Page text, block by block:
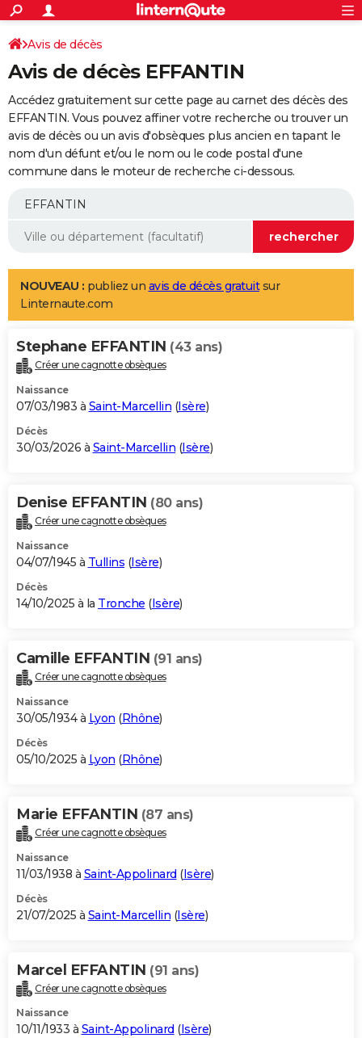
ACTUALITÉS
Politique
Société
Faits Divers
Education
Monde
Villes
+
SPORT
Coupe du monde 2026
Football
Tennis
Cyclisme
Rugby
Forum
Programme TV
TNT
Streaming
Cinéma
Sorties cinéma
Musique
+
FINANCE
Retraite
Epargne
Immobilier
Risques naturels par ville
Banque
Assurance
AUTO
Essais
Réserver un essai
Citadines
Berlines
SUV
Forum auto
+
Mobiles
Meilleur smartphone
Internet
Ordinateurs
Jeux vidéo
Guide high-tech
Aménagement intérieur
LIFESTYLE
Art de vivre
Bien-être
Loisirs
Mode
Modes de vie
Alimentation
Guide de la santé
Maladies
Médicaments
Sommeil
VOYAGE
Destinations
City break
Voyage nature
Voyage de noces
Forum
Climat
+PHOTO
GUIDES D'ACHAT
BONS PLANS
Carte de Noël
Carte Bonne année
Carte Saint-Valentin
Carte Pâques
Carte d'anniversaire
DICTIONNAIRE
Dictionnaire
Biographies
Citations
Expressions
Proverbes
PROGRAMME TV
S'inscrire
Se connecter
Lycées
Collèges
Primaires
Universités
Entreprises
Service militaire
Avis de recherche
AVIS DE DÉCÈS
Bricolage
Lifestyle
Culture
Sport
Auto
Television
Voyage
Cinema
Avis de décès
Avis de décès EFFANTIN
Accédez gratuitement sur cette page au carnet des décès des
EFFANTIN. Vous pouvez affiner votre recherche ou trouver un
avis de décès ou un avis d'obsèques plus ancien en tapant le
nom d'un défunt et/ou le nom ou le code postal d'une
commune dans le moteur de recherche ci-dessous.
NOUVEAU : publiez un avis de décès gratuitsur
Linternaute.com
Stephane EFFANTIN (43 ans)
Créer une cagnotte obsèques
Naissance
07/03/1983 à Saint-Marcellin (Isère)
Décès
30/03/2026 à Saint-Marcellin (Isère)
Denise EFFANTIN (80 ans)
Créer une cagnotte obsèques
Naissance
04/07/1945 à Tullins (Isère)
Décès
14/10/2025 à la Tronche (Isère)
Camille EFFANTIN (91 ans)
Créer une cagnotte obsèques
Naissance
30/05/1934 à Lyon (Rhône)
Décès
05/10/2025 à Lyon (Rhône)
Marie EFFANTIN (87 ans)
Créer une cagnotte obsèques
Naissance
11/03/1938 à Saint-Appolinard (Isère)
Décès
21/07/2025 à Saint-Marcellin (Isère)
Marcel EFFANTIN (91 ans)
Créer une cagnotte obsèques
Naissance
10/11/1933 à Saint-Appolinard (Isère)